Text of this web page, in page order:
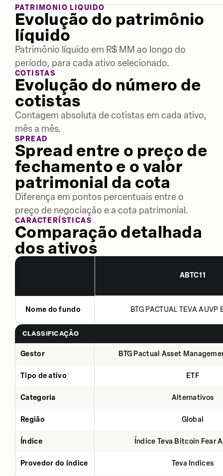
PATRIMÔNIO LÍQUIDO
Evolução do patrimônio
líquido
Patrimônio líquido em R$ MM ao longo do
período, para cada ativo selecionado.
COTISTAS
Evolução do número de
cotistas
Contagem absoluta de cotistas em cada ativo,
mês a mês.
SPREAD
Spread entre o preço de
fechamento e o valor
patrimonial da cota
Diferença em pontos percentuais entre o
preço de negociação e a cota patrimonial.
CARACTERÍSTICAS
Comparação detalhada
dos ativos
ABTC11
Nome do fundo BTG PACTUAL TEVA AUVP
CLASSIFICAÇÃO
Gestor BTG Pactual Asset
Tipo de ativo ETF
Categoria Alternativos
Região Global
Índice Índice Teva Bitcoin Fear
Provedor do índice Teva Indices